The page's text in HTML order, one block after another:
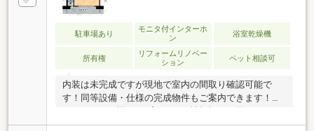
駐車場あり
モニタ付インターホ
ン
浴室乾燥機
所有権
リフォームリノベー
ション
ペット相談可
内装は未完成ですが現地で室内の間取り確認可能で
す！同等設備・仕様の完成物件もご案内できます！キ
い。■ 室内全改装中で綺麗になります！■ JR「安芸